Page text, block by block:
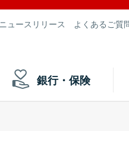
ニュースリリース よくあるご質
銀行・保険